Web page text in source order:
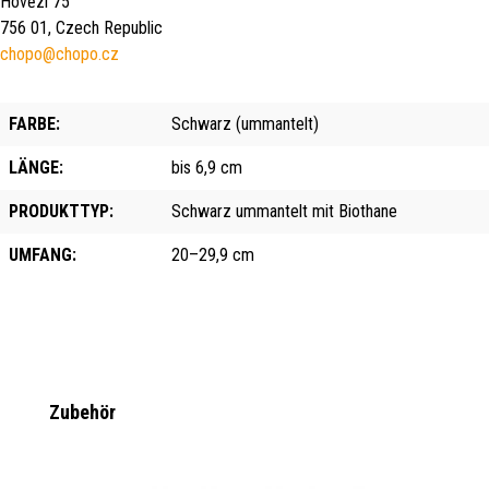
756 01, Czech Republic
chopo@chopo.cz
FARBE: Schwarz (ummantelt)
LÄNGE: bis 6,9 cm
PRODUKTTYP: Schwarz ummantelt mit Biothane
UMFANG: 20–29,9 cm
Produktgalerie überspringen
Zubehör